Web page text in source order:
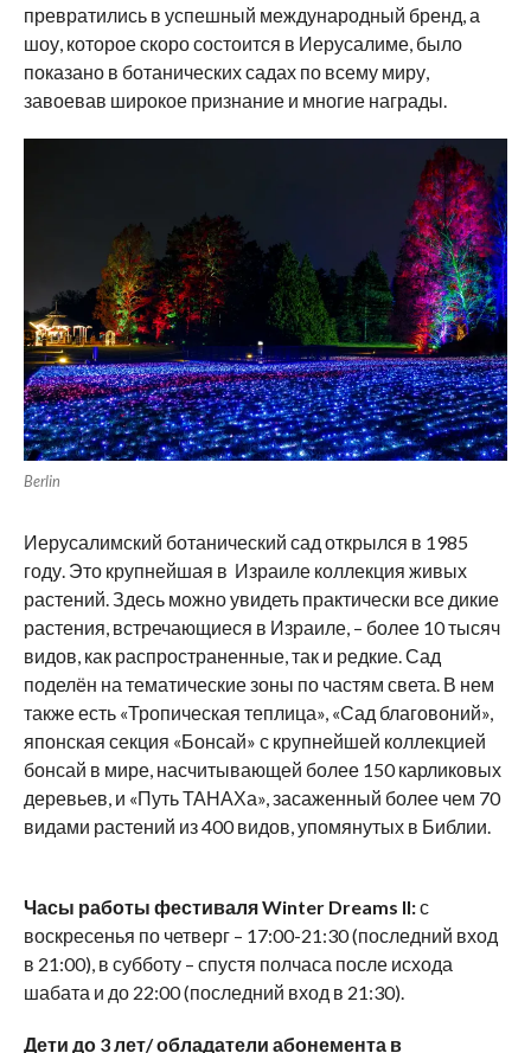
превратились в успешный международный бренд, а
шоу, которое скоро состоится в Иерусалиме, было
показано в ботанических садах по всему миру,
завоевав широкое признание и многие награды.
Berlin
Иерусалимский ботанический сад открылся в 1985
году. Это крупнейшая в Израиле коллекция живых
растений. Здесь можно увидеть практически все дикие
растения, встречающиеся в Израиле, – более 10 тысяч
видов, как распространенные, так и редкие. Сад
поделён на тематические зоны по частям света. В нем
также есть «Тропическая теплица», «Сад благовоний»,
японская секция «Бонсай» с крупнейшей коллекцией
бонсай в мире, насчитывающей более 150 карликовых
деревьев, и «Путь ТАНАХа», засаженный более чем 70
видами растений из 400 видов, упомянутых в Библии.
Часы работы фестиваля Winter Dreams II:с
воскресенья по четверг – 17:00-21:30 (последний вход
в 21:00), в субботу – спустя полчаса после исхода
шабата и до 22:00 (последний вход в 21:30).
Дети до 3 лет/ обладатели абонемента в